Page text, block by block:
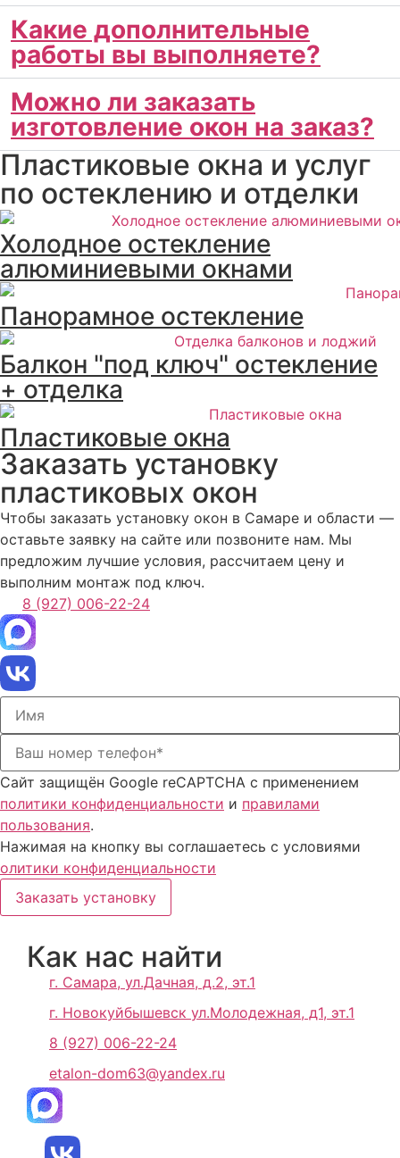
Какие дополнительные
работы вы выполняете?
Можно ли заказать
изготовление окон на заказ?
Пластиковые окна и услуг
по остеклению и отделки
Холодное остекление
алюминиевыми окнами
Панорамное остекление
Балкон "под ключ" остекление
+ отделка
Пластиковые окна
Заказать установку
пластиковых окон
Чтобы заказать установку окон в Самаре и области ―
оставьте заявку на сайте или позвоните нам. Мы
предложим лучшие условия, рассчитаем цену и
выполним монтаж под ключ.
8 (927) 006-22-24
Сайт защищён Google reCAPTCHA с применением
политики конфиденциальности и правилами
пользования.
Нажимая на кнопку вы соглашаетесь с условиями
олитики конфиденциальности
Заказать установку
Как нас найти
г. Самара, ул.Дачная, д.2, эт.1
г. Новокуйбышевск ул.Молодежная, д1, эт.1
8 (927) 006-22-24
etalon-dom63@yandex.ru